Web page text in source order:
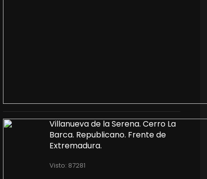
Villanueva de la Serena. Cerro La
Barca. Republicano. Frente de
Extremadura.
Visto: 87281